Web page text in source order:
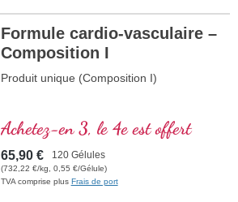
Formule cardio-vasculaire –
Composition I
Produit unique (Composition I)
Achetez-en 3, le 4e est offert
65,90 € 120 Gélules
(732,22 €/kg, 0,55 €/Gélule)
TVA comprise plus Frais de port